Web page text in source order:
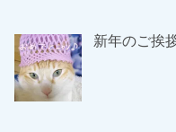
新年のご挨